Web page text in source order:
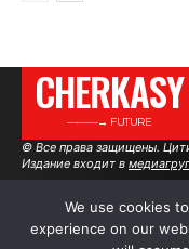
CHERKASY
———→ FUTURE
© Все права защищены.
Издание входит в
We use cookies
experience on our